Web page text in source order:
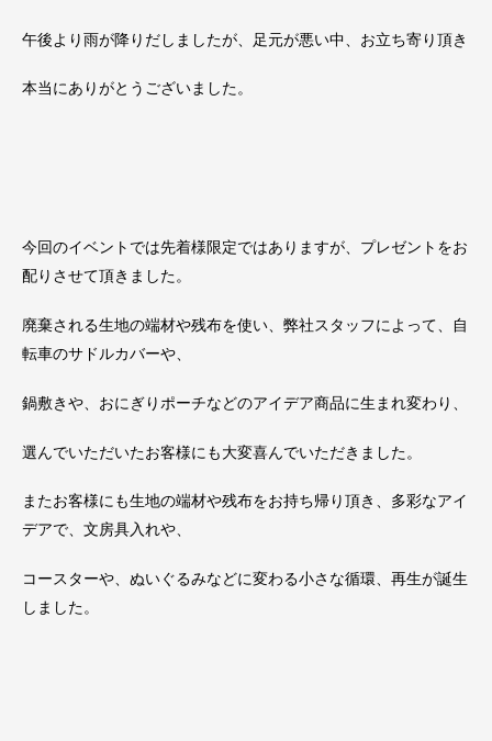
午後より雨が降りだしましたが、足元が悪い中、お立ち寄り頂き
本当にありがとうございました。
今回のイベントでは先着様限定ではありますが、プレゼントをお
配りさせて頂きました。
廃棄される生地の端材や残布を使い、弊社スタッフによって、自
転車のサドルカバーや、
鍋敷きや、おにぎりポーチなどのアイデア商品に生まれ変わり、
選んでいただいたお客様にも大変喜んでいただきました。
またお客様にも生地の端材や残布をお持ち帰り頂き、多彩なアイ
デアで、文房具入れや、
コースターや、ぬいぐるみなどに変わる小さな循環、再生が誕生
しました。